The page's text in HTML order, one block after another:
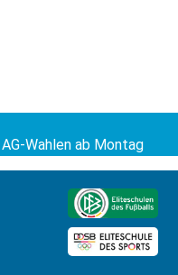
AG-Wahlen ab Montag